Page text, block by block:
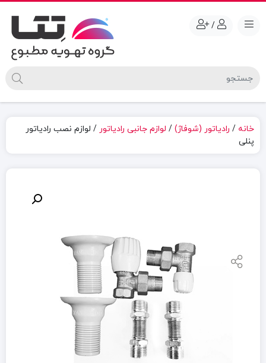
/
خانه / رادیاتور (شوفاژ) / لوازم جانبی رادیاتور / لوازم نصب رادیاتور
پنلی